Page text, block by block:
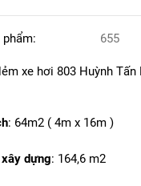
phẩm: 655
xe hơi 803 Huỳnh Tấn
: 64m2 ( 4m x 16m )
xây dựng: 164,6 m2